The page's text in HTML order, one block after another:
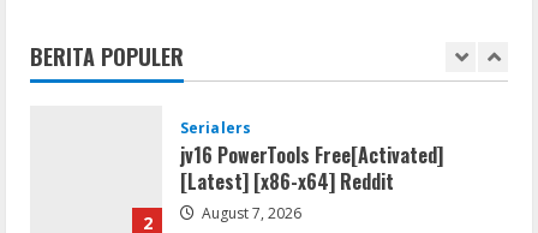
BERITA POPULER
1
2
jv16 PowerTools Free[Activated]
[Latest] [x86-x64] Reddit
August 7, 2026